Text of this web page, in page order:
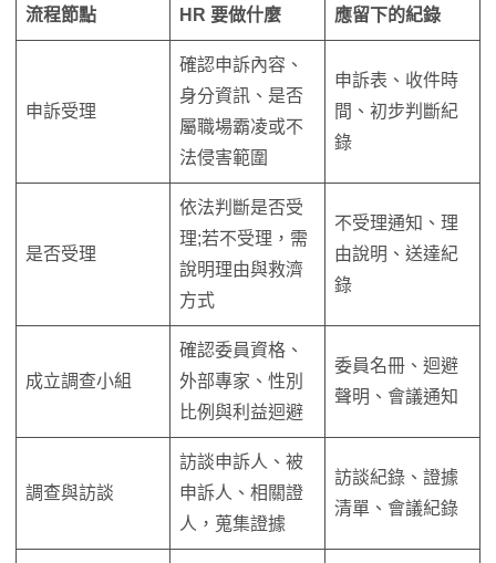
流程節點 HR 要做什麼 應留下的紀錄
申訴受理
確認申訴內容、
身分資訊、是否
屬職場霸凌或不
法侵害範圍
申訴表、收件時
間、初步判斷紀
錄
是否受理
依法判斷是否受
理;若不受理，需
說明理由與救濟
方式
不受理通知、理
由說明、送達紀
錄
成立調查小組
確認委員資格、
外部專家、性別
比例與利益迴避
委員名冊、迴避
聲明、會議通知
調查與訪談
訪談申訴人、被
申訴人、相關證
人，蒐集證據
訪談紀錄、證據
清單、會議紀錄